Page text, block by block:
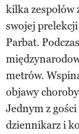
kilka zespołów
swojej
Parbat.
metrów.
objawy
Jednym z
dziennikarz i